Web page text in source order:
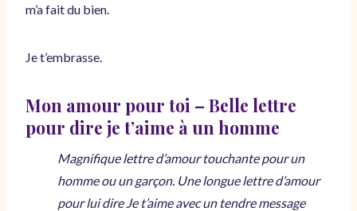
m’a fait du bien.
Je t’embrasse.
Mon amour pour toi – Belle lettre
pour dire je t’aime à un homme
Magnifique lettre d’amour touchante pour un
homme ou un garçon. Une longue lettre d’amour
pour lui dire Je t’aime avec un tendre message